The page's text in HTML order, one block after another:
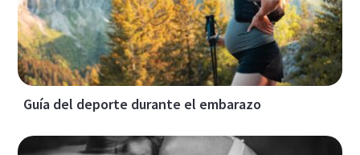
Guía del deporte durante el embarazo